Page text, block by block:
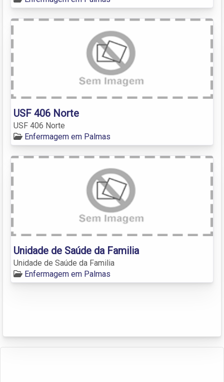
USF 406 Norte
USF 406 Norte
Enfermagem em Palmas
Unidade de Saúde da Familia
Unidade de Saúde da Familia
Enfermagem em Palmas